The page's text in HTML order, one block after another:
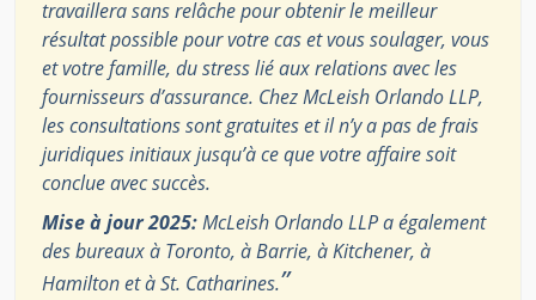
travaillera sans relâche pour obtenir le meilleur
résultat possible pour votre cas et vous soulager, vous
et votre famille, du stress lié aux relations avec les
fournisseurs d’assurance. Chez McLeish Orlando LLP,
les consultations sont gratuites et il n’y a pas de frais
juridiques initiaux jusqu’à ce que votre affaire soit
conclue avec succès.
Mise à jour 2025:McLeish Orlando LLP a également
des bureaux à Toronto, à Barrie, à Kitchener, à
Hamilton et à St. Catharines.”